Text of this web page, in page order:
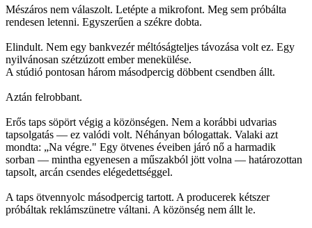
Mészáros nem válaszolt. Letépte a mikrofont. Meg sem próbálta
rendesen letenni. Egyszerűen a székre dobta.
Elindult. Nem egy bankvezér méltóságteljes távozása volt ez. Egy
nyilvánosan szétzúzott ember menekülése.
A stúdió pontosan három másodpercig döbbent csendben állt.
Aztán felrobbant.
Erős taps söpört végig a közönségen. Nem a korábbi udvarias
tapsolgatás — ez valódi volt. Néhányan bólogattak. Valaki azt
mondta: „Na végre." Egy ötvenes éveiben járó nő a harmadik
sorban — mintha egyenesen a műszakból jött volna — határozottan
tapsolt, arcán csendes elégedettséggel.
A taps ötvennyolc másodpercig tartott. A producerek kétszer
próbáltak reklámszünetre váltani. A közönség nem állt le.